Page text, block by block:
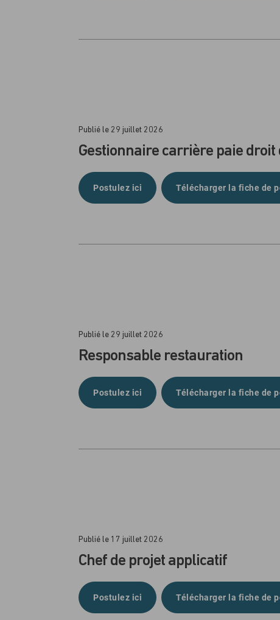
Publié le 29 juillet 2026
Gestionnaire carrière paie
Postulez ici Télécharger la fiche de
Publié le 29 juillet 2026
Responsable restauration
Postulez ici Télécharger la fiche de
Publié le 17 juillet 2026
Chef de projet applicatif
Postulez ici Télécharger la fiche de